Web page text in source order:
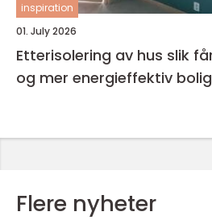
inspiration
01. July 2026
Etterisolering av hus slik får du en varmere
og mer energieffektiv bolig
Flere nyheter